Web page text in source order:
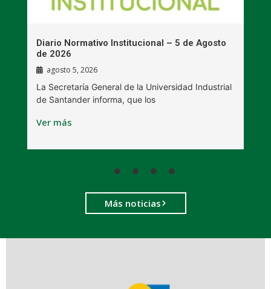
Diario Normativo Institucional – 5 de Agosto
de 2026
agosto 5, 2026
La Secretaría General de la Universidad Industrial
de Santander informa, que los
Ver más
Más noticias